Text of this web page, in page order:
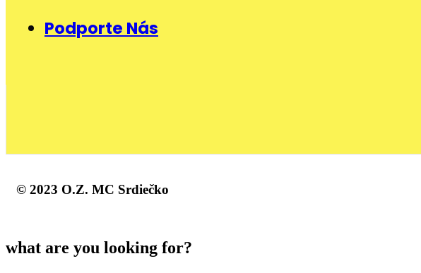
Podporte Nás
© 2023 O.Z. MC Srdiečko
what are you looking for?